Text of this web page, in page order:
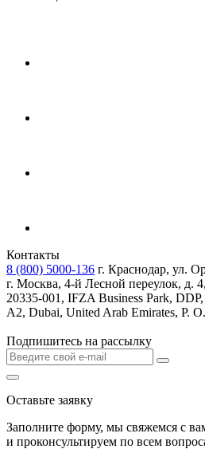
Контакты
8 (800) 5000-136 г. Краснодар, ул.
г. Москва, 4-й Лесной переулок, д.
20335-001, IFZA Business Park,
A2, Dubai, United Arab Emirates, P.
Подпишитесь на рассылку
Оставьте заявку
Заполните форму, мы свяжемся с
и проконсультируем по всем